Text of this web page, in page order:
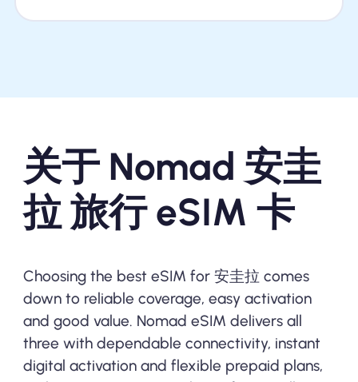
关于 Nomad 安圭
拉 旅行 eSIM 卡
Choosing the best eSIM for 安圭拉 comes
down to reliable coverage, easy activation
and good value. Nomad eSIM delivers all
three with dependable connectivity, instant
digital activation and flexible prepaid plans,